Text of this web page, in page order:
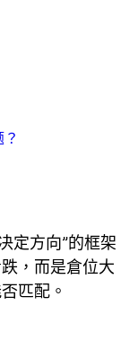
定方向”的框架
，而是倉位大
匹配。